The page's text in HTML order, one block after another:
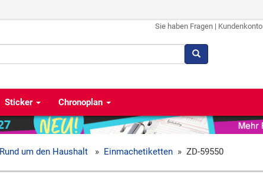
Sie haben Fragen | Kundenkonto
Sticker Chronoplan
Rund um den Haushalt » Einmachetiketten » ZD-59550